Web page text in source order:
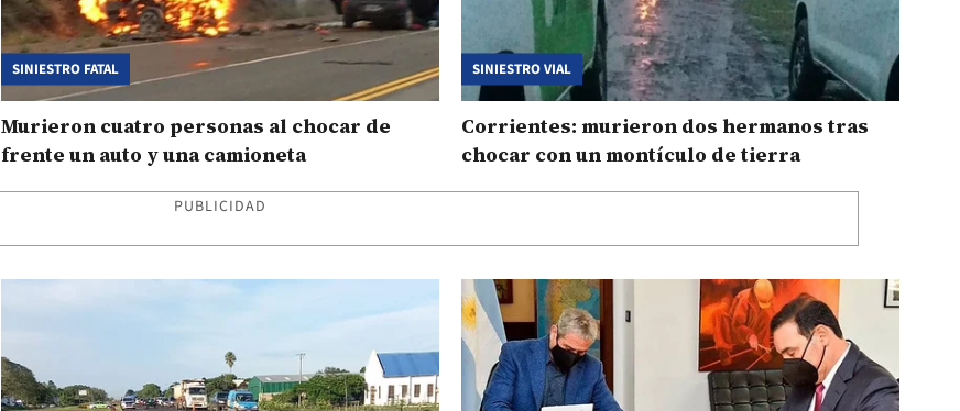
SINIESTRO FATAL
Murieron cuatro personas al chocar de
frente un auto y una camioneta
SINIESTRO VIAL
Corrientes: murieron dos hermanos tras
chocar con un montículo de tierra
PUBLICIDAD